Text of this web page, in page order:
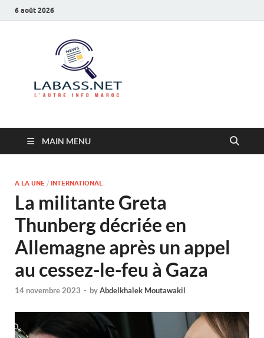
6 août 2026
MAIN MENU
A LA UNE / INTERNATIONAL
La militante Greta
Thunberg décriée en
Allemagne après un appel
au cessez-le-feu à Gaza
14 novembre 2023 - byAbdelkhalek Moutawakil